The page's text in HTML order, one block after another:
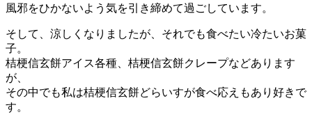
風邪をひかないよう気を引き締めて過ごしています。
そして、涼しくなりましたが、それでも食べたい冷たいお菓
子。
桔梗信玄餅アイス各種、桔梗信玄餅クレープなどあります
が、
その中でも私は桔梗信玄餅どらいすが食べ応えもあり好きで
す。